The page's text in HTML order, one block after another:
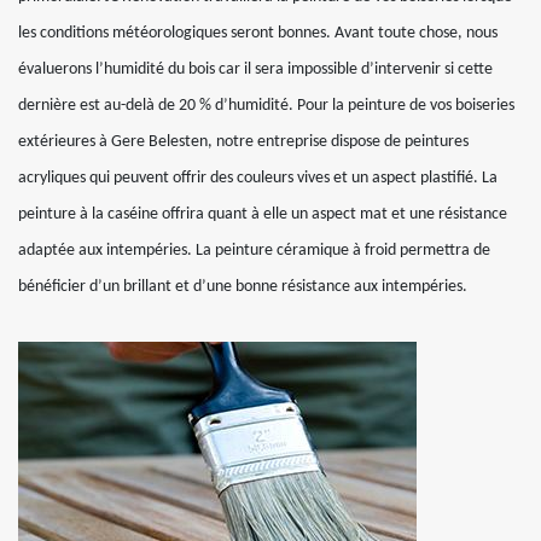
les conditions météorologiques seront bonnes. Avant toute chose, nous
évaluerons l’humidité du bois car il sera impossible d’intervenir si cette
dernière est au-delà de 20 % d’humidité. Pour la peinture de vos boiseries
extérieures à Gere Belesten, notre entreprise dispose de peintures
acryliques qui peuvent offrir des couleurs vives et un aspect plastifié. La
peinture à la caséine offrira quant à elle un aspect mat et une résistance
adaptée aux intempéries. La peinture céramique à froid permettra de
bénéficier d’un brillant et d’une bonne résistance aux intempéries.